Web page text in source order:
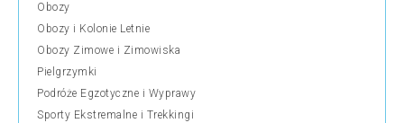
Obozy
Obozy i Kolonie Letnie
Obozy Zimowe i Zimowiska
Pielgrzymki
Podróże Egzotyczne i Wyprawy
Sporty Ekstremalne i Trekkingi